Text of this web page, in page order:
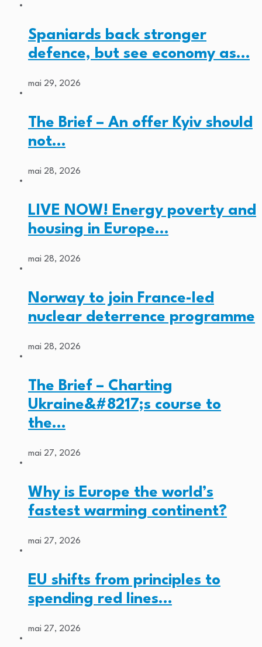
Spaniards back stronger
defence, but see economy as…
mai 29, 2026
The Brief – An offer Kyiv should
not…
mai 28, 2026
LIVE NOW! Energy poverty and
housing in Europe…
mai 28, 2026
Norway to join France-led
nuclear deterrence programme
mai 28, 2026
The Brief – Charting
Ukraine&#8217;s course to
the…
mai 27, 2026
Why is Europe the world’s
fastest warming continent?
mai 27, 2026
EU shifts from principles to
spending red lines…
mai 27, 2026